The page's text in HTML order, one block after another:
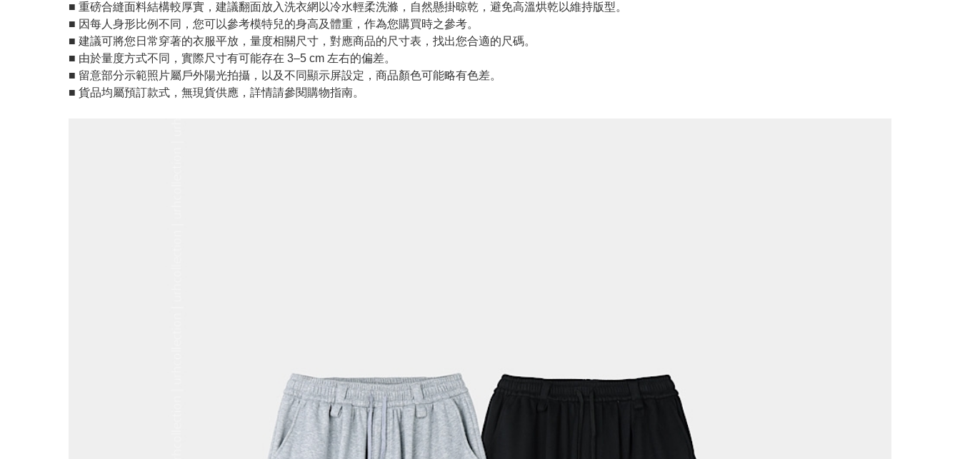
■ 重磅合縫面料結構較厚實，建議翻面放入洗衣網以冷水輕柔洗滌，自然懸掛晾乾，避免高溫烘乾以維持版型。
■ 因每人身形比例不同，您可以參考模特兒的身高及體重，作為您購買時之參考。
■ 建議可將您日常穿著的衣服平放，量度相關尺寸，對應商品的尺寸表，找出您合適的尺碼。
■ 由於量度方式不同，實際尺寸有可能存在 3–5 cm 左右的偏差。
■ 留意部分示範照片屬戶外陽光拍攝，以及不同顯示屏設定，商品顏色可能略有色差。
■ 貨品均屬預訂款式，無現貨供應，詳情請參閱購物指南。